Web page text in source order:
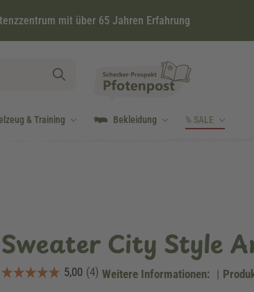
mit über 65 Jahren Erfahrung
& Training Bekleidung % SALE
Sweater City Style
Weitere Informationen: |